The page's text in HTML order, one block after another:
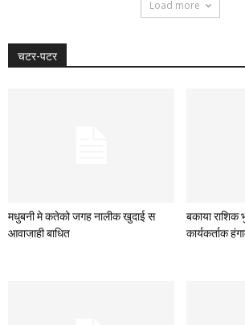
Load more
चटर-पटर
मधुबनी मे कतेको जगह नालीक खुदाई स
आवाजाही बाधित
बकाया
कार्यकर्ताक